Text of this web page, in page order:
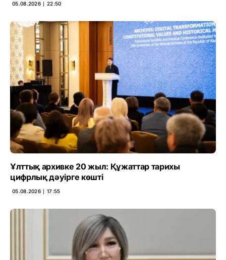
05.08.2026 ∣ 22:50
Ұлттық архивке 20 жыл: Құжаттар тарихы
цифрлық дәуірге көшті
05.08.2026 ∣ 17:55